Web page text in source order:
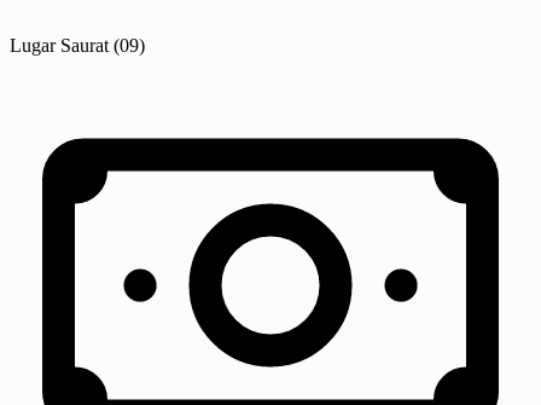
Lugar Saurat (09)